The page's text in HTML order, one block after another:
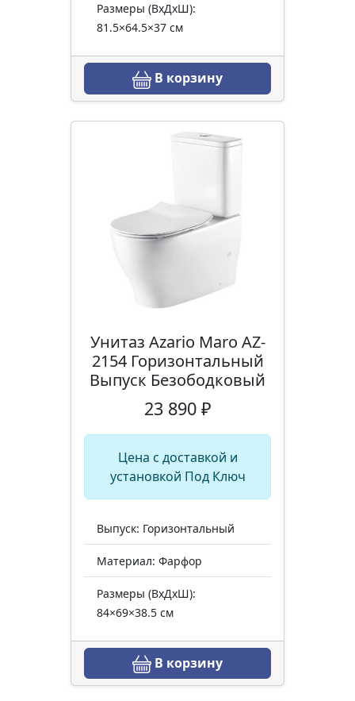
Размеры (ВхДхШ):
81.5×64.5×37 см
В корзину
Унитаз Azario Maro AZ-
2154 Горизонтальный
Выпуск Безободковый
23 890 ₽
Цена с доставкой и
установкой Под Ключ
Выпуск: Горизонтальный
Материал: Фарфор
Размеры (ВхДхШ):
84×69×38.5 см
В корзину